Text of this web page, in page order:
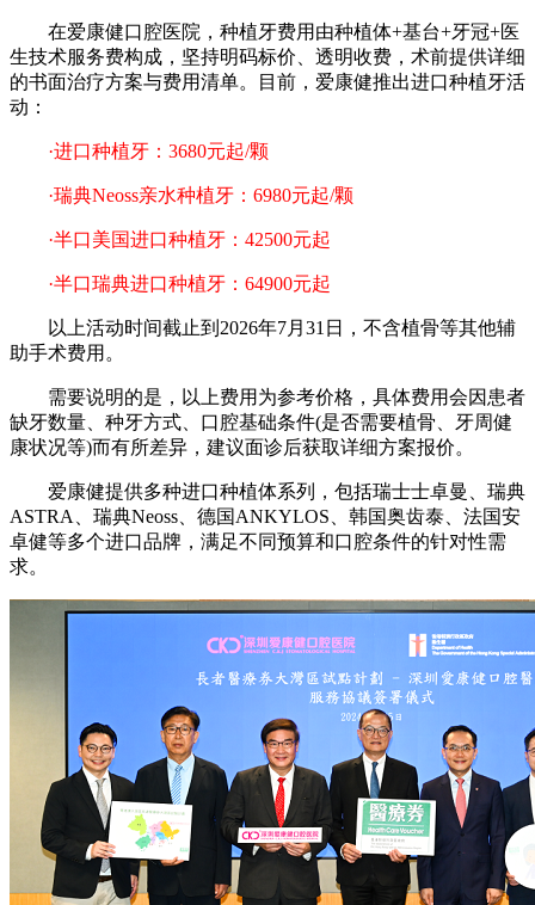
在爱康健口腔医院，种植牙费用由种植体+基台+牙冠+医
生技术服务费构成，坚持明码标价、透明收费，术前提供详细
的书面治疗方案与费用清单。目前，爱康健推出进口种植牙活
动：
·进口种植牙：3680元起/颗
·瑞典Neoss亲水种植牙：6980元起/颗
·半口美国进口种植牙：42500元起
·半口瑞典进口种植牙：64900元起
以上活动时间截止到2026年7月31日，不含植骨等其他辅
助手术费用。
需要说明的是，以上费用为参考价格，具体费用会因患者
缺牙数量、种牙方式、口腔基础条件(是否需要植骨、牙周健
康状况等)而有所差异，建议面诊后获取详细方案报价。
爱康健提供多种进口种植体系列，包括瑞士士卓曼、瑞典
ASTRA、瑞典Neoss、德国ANKYLOS、韩国奥齿泰、法国安
卓健等多个进口品牌，满足不同预算和口腔条件的针对性需
求。